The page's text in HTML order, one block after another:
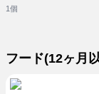
1個
フード(12ヶ月